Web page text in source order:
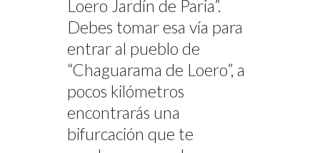
Loero Jardín de Paria”.
Debes tomar esa vía para
entrar al pueblo de
“Chaguarama de Loero”, a
pocos kilómetros
encontrarás una
bifurcación que te